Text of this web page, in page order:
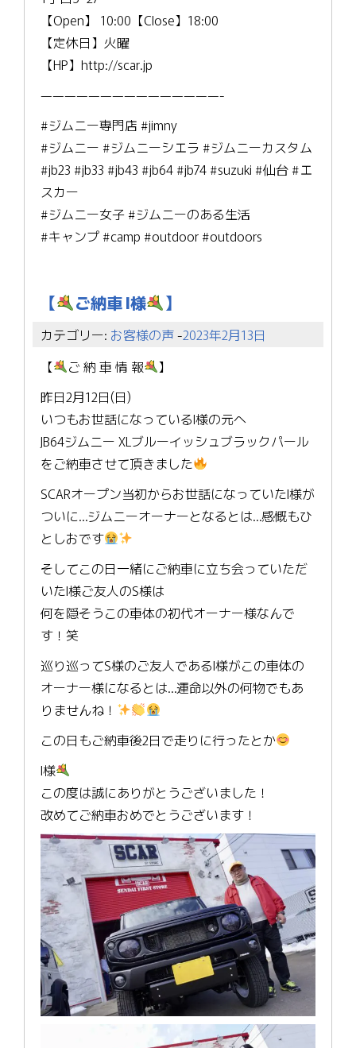
【Open】 10:00【Close】18:00
【定休日】火曜
【HP】http://scar.jp
———————————————-
#ジムニー専門店 #jimny
#ジムニー #ジムニーシエラ #ジムニーカスタム
#jb23 #jb33 #jb43 #jb64 #jb74 #suzuki #仙台 #エ
スカー
#ジムニー女子 #ジムニーのある生活
#キャンプ #camp #outdoor #outdoors
【 ご納車 I様 】
カテゴリー: お客様の声-2023年2月13日
【
ご 納 車 情 報
】
昨日2月12日(日)
いつもお世話になっているI様の元へ
JB64ジムニー XLブルーイッシュブラックパール
をご納車させて頂きました
SCARオープン当初からお世話になっていたI様が
ついに…ジムニーオーナーとなるとは…感慨もひ
としおです
そしてこの日一緒にご納車に立ち会っていただ
いたI様ご友人のS様は
何を隠そうこの車体の初代オーナー様なんで
す！笑
巡り巡ってS様のご友人であるI様がこの車体の
オーナー様になるとは…運命以外の何物でもあ
りませんね！
この日もご納車後2日で走りに行ったとか
I様
この度は誠にありがとうございました！
改めてご納車おめでとうございます！